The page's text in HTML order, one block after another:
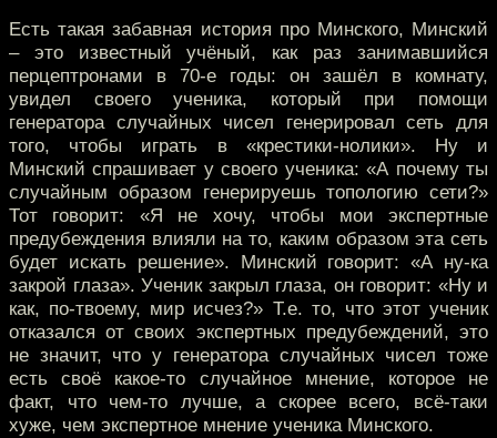
Есть такая забавная история про Минского, Минский
– это известный учёный, как раз занимавшийся
перцептронами в 70-е годы: он зашёл в комнату,
увидел своего ученика, который при помощи
генератора случайных чисел генерировал сеть для
того, чтобы играть в «крестики-нолики». Ну и
Минский спрашивает у своего ученика: «А почему ты
случайным образом генерируешь топологию сети?»
Тот говорит: «Я не хочу, чтобы мои экспертные
предубеждения влияли на то, каким образом эта сеть
будет искать решение». Минский говорит: «А ну-ка
закрой глаза». Ученик закрыл глаза, он говорит: «Ну и
как, по-твоему, мир исчез?» Т.е. то, что этот ученик
отказался от своих экспертных предубеждений, это
не значит, что у генератора случайных чисел тоже
есть своё какое-то случайное мнение, которое не
факт, что чем-то лучше, а скорее всего, всё-таки
хуже, чем экспертное мнение ученика Минского.